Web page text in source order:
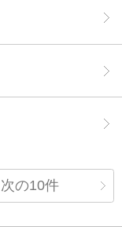
次の10件